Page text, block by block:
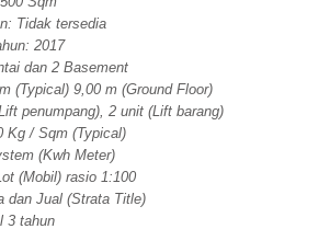
Tidak tersedia
2017
dan 2 Basement
(Typical) 9,00 m (Ground Floor)
penumpang), 2 unit (Lift barang)
Kg / Sqm (Typical)
(Kwh Meter)
(Mobil) rasio 1:100
dan Jual (Strata Title)
3 tahun